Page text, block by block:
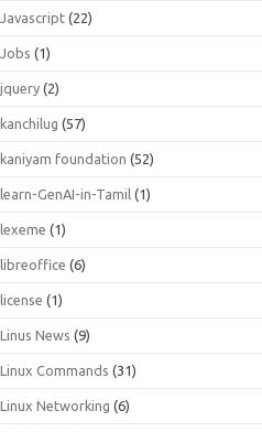
Javascript (22)
Jobs (1)
jquery (2)
kanchilug (57)
kaniyam foundation (52)
learn-GenAI-in-Tamil (1)
lexeme (1)
libreoffice (6)
license (1)
Linus News (9)
Linux Commands (31)
Linux Networking (6)